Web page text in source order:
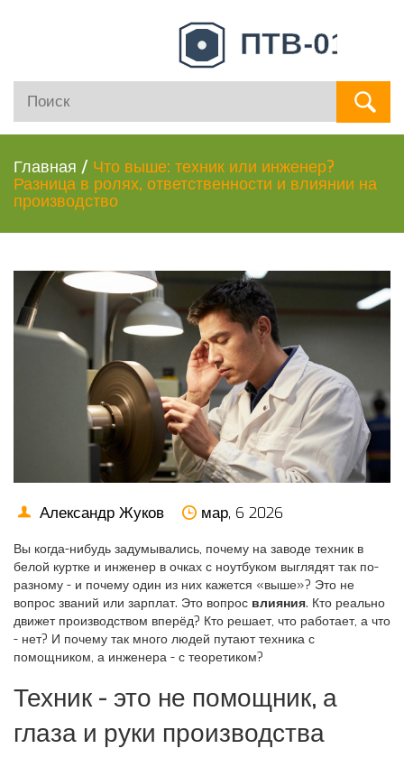
Главная / Что выше: техник или инженер?
Разница в ролях, ответственности и влиянии на
производство
Александр Жуков мар, 6 2026
Вы когда-нибудь задумывались, почему на заводе техник в
белой куртке и инженер в очках с ноутбуком выглядят так по-
разному - и почему один из них кажется «выше»? Это не
вопрос званий или зарплат. Это вопрос влияния. Кто реально
движет производством вперёд? Кто решает, что работает, а что
- нет? И почему так много людей путают техника с
помощником, а инженера - с теоретиком?
Техник - это не помощник, а
глаза и руки производства